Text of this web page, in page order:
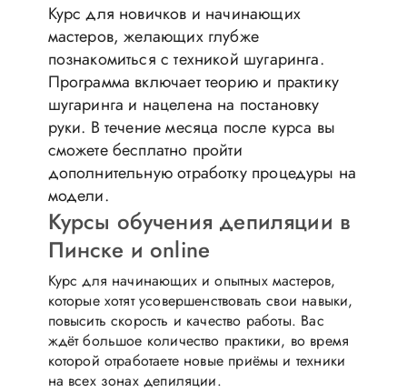
Курс для новичков и начинающих
мастеров, желающих глубже
познакомиться с техникой шугаринга.
Программа включает теорию и практику
шугаринга и нацелена на постановку
руки. В течение месяца после курса вы
сможете бесплатно пройти
дополнительную отработку процедуры на
модели.
Курсы обучения депиляции в
Пинске и online
Курс для начинающих и опытных мастеров,
которые хотят усовершенствовать свои навыки,
повысить скорость и качество работы. Вас
ждёт большое количество практики, во время
которой отработаете новые приёмы и техники
на всех зонах депиляции.